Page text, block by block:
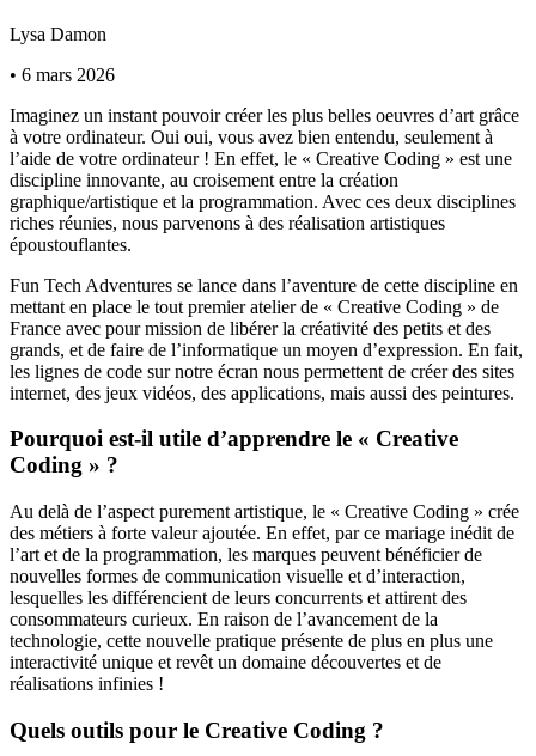
Lysa Damon
• 6 mars 2026
Imaginez un instant pouvoir créer les plus belles oeuvres d’art grâce
à votre ordinateur. Oui oui, vous avez bien entendu, seulement à
l’aide de votre ordinateur ! En effet, le « Creative Coding » est une
discipline innovante, au croisement entre la création
graphique/artistique et la programmation. Avec ces deux disciplines
riches réunies, nous parvenons à des réalisation artistiques
époustouflantes.
Fun Tech Adventures se lance dans l’aventure de cette discipline en
mettant en place le tout premier atelier de « Creative Coding » de
France avec pour mission de libérer la créativité des petits et des
grands, et de faire de l’informatique un moyen d’expression. En fait,
les lignes de code sur notre écran nous permettent de créer des sites
internet, des jeux vidéos, des applications, mais aussi des peintures.
Pourquoi est-il utile d’apprendre le « Creative
Coding » ?
Au delà de l’aspect purement artistique, le « Creative Coding » crée
des métiers à forte valeur ajoutée. En effet, par ce mariage inédit de
l’art et de la programmation, les marques peuvent bénéficier de
nouvelles formes de communication visuelle et d’interaction,
lesquelles les différencient de leurs concurrents et attirent des
consommateurs curieux. En raison de l’avancement de la
technologie, cette nouvelle pratique présente de plus en plus une
interactivité unique et revêt un domaine découvertes et de
réalisations infinies !
Quels outils pour le Creative Coding ?